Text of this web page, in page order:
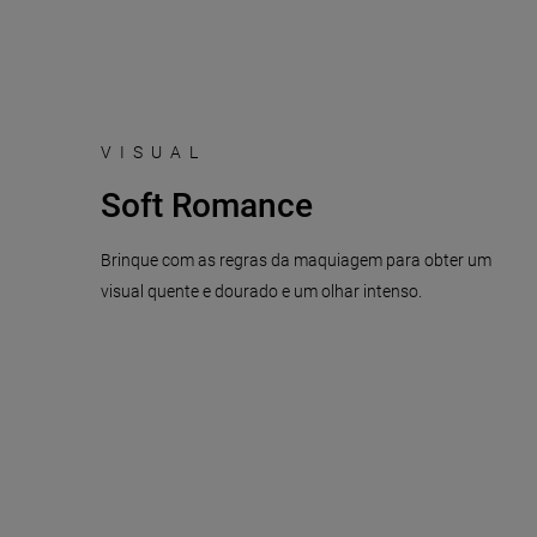
VISUAL
Soft Romance
Brinque com as regras da maquiagem para obter um
visual quente e dourado e um olhar intenso.